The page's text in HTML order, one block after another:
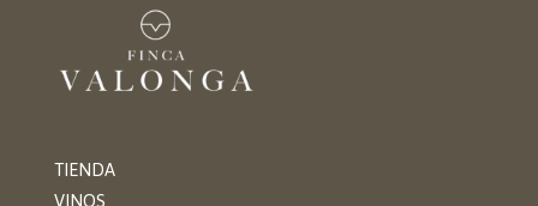
TIENDA